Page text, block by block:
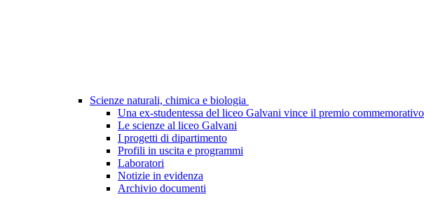
Scienze naturali, chimica e biologia
Una ex-studentessa del liceo Galvani vince il premio
Le scienze al liceo Galvani
I progetti di dipartimento
Profili in uscita e programmi
Laboratori
Notizie in evidenza
Archivio documenti